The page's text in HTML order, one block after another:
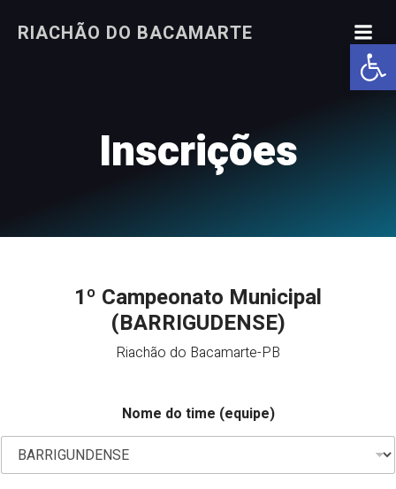
Abrir
para
RIACHÃO DO BACAMARTE
Inscrições
1º Campeonato Municipal
(BARRIGUDENSE)
Riachão do Bacamarte-PB
Nome do time (equipe)